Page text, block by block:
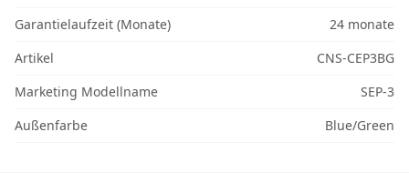
Garantielaufzeit (Monate)
24 monate
Artikel
CNS-CEP3BG
Marketing Modellname
SEP-3
Außenfarbe
Blue/Green